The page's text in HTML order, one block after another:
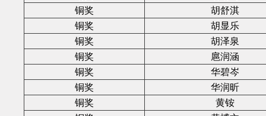
铜奖
胡舒淇
铜奖
胡显乐
铜奖
胡泽泉
铜奖
扈润涵
铜奖
华碧岑
铜奖
华润昕
铜奖
黄铵